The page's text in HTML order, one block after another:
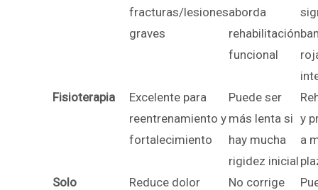
fracturas/lesiones
graves
aborda
rehabilitación
funcional
Fisioterapia
Excelente para
reentrenamiento y
fortalecimiento
Puede ser
más lenta si
hay mucha
rigidez inicial
y
a
Solo
Reduce dolor
No corrige